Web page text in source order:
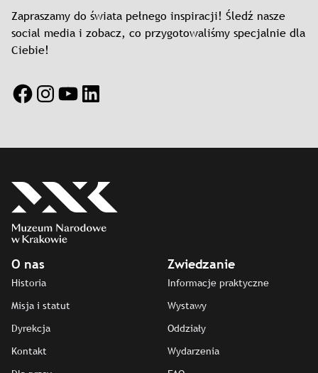
Zapraszamy do świata pełnego inspiracji! Śledź nasze
social media i zobacz, co przygotowaliśmy specjalnie dla
Ciebie!
Facebook
Instagram
YouTube
LinkedIn
O nas
Historia
Misja i statut
Dyrekcja
Kontakt
Zwiedzanie
Informacje praktyczne
Wystawy
Oddziały
Wydarzenia